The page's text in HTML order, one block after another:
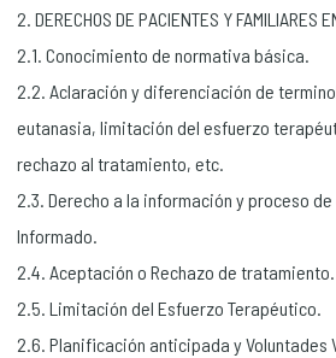
2. DERECHOS DE PACIENTES Y FAMILIARES
2.1. Conocimiento de normativa básica.
2.2. Aclaración y diferenciación de
eutanasia, limitación del esfuerzo
rechazo al tratamiento, etc.
2.3. Derecho a la información y proceso
Informado.
2.4. Aceptación o Rechazo de tratamiento.
2.5. Limitación del Esfuerzo Terapéutico.
2.6. Planificación anticipada y Voluntades